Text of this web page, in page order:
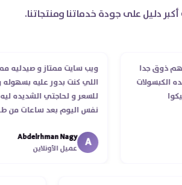
دليل على جودة خدماتنا ومنتجاتنا.
جدا
ويب سايت ممتاز و صيدليه
اللي كنت بدور عليه بسهوله و
للسعر و لحاجتي الشديده ليه
نفس اليوم بعد ساعات من طلبي
انتهاء موعد عمله ..فضل يتابع
استلمت ..شكرا جزيلا ليكم
Abdelrhman Nagy
عميل الأونلاين